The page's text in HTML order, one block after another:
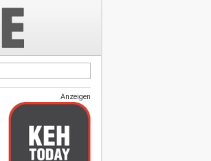
Anzeigen